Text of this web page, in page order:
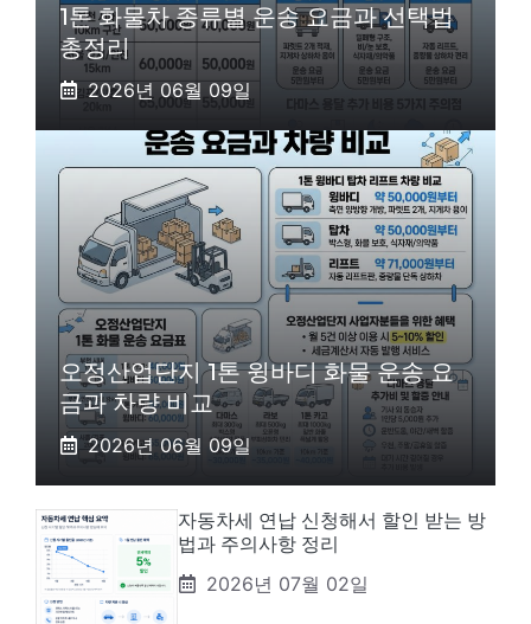
1톤 화물차 종류별 운송 요금과 선택법
총정리
2026년 06월 09일
오정산업단지 1톤 윙바디 화물 운송 요
금과 차량 비교
2026년 06월 09일
자동차세 연납 신청해서 할인 받는 방
법과 주의사항 정리
2026년 07월 02일